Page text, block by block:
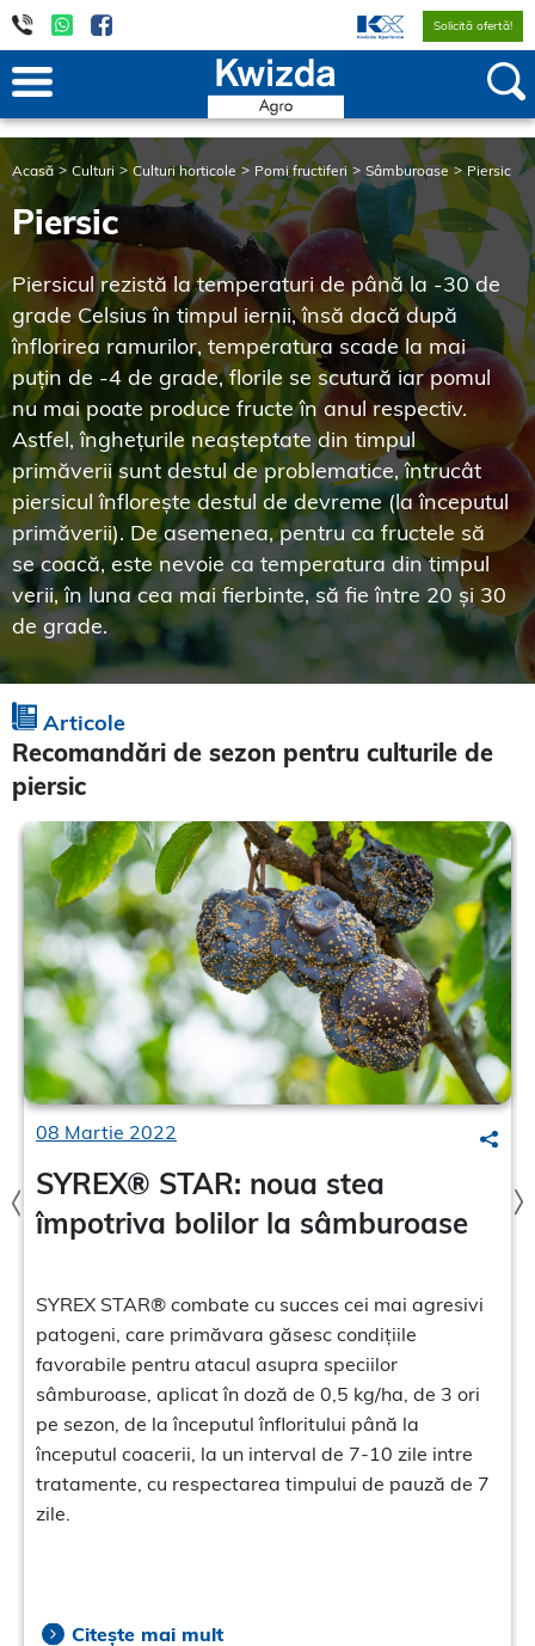
Solicită ofertă!
Acasă Culturi Culturi horticole Pomi fructiferi Sâmburoase Piersic
Piersic
Piersicul rezistă la temperaturi de până la -30 de
grade Celsius în timpul iernii, însă dacă după
înflorirea ramurilor, temperatura scade la mai
puțin de -4 de grade, florile se scutură iar pomul
nu mai poate produce fructe în anul respectiv.
Astfel, înghețurile neașteptate din timpul
primăverii sunt destul de problematice, întrucât
piersicul înflorește destul de devreme (la începutul
primăverii). De asemenea, pentru ca fructele să
se coacă, este nevoie ca temperatura din timpul
verii, în luna cea mai fierbinte, să fie între 20 și 30
de grade.
Articole
Recomandări de sezon pentru culturile de
piersic
08 Martie 2022
SYREX® STAR: noua stea
împotriva bolilor la sâmburoase
SYREX STAR® combate cu succes cei mai agresivi
patogeni, care primăvara găsesc condițiile
favorabile pentru atacul asupra speciilor
sâmburoase, aplicat în doză de 0,5 kg/ha, de 3 ori
pe sezon, de la începutul înfloritului până la
începutul coacerii, la un interval de 7-10 zile intre
tratamente, cu respectarea timpului de pauză de 7
zile.
Citește mai mult